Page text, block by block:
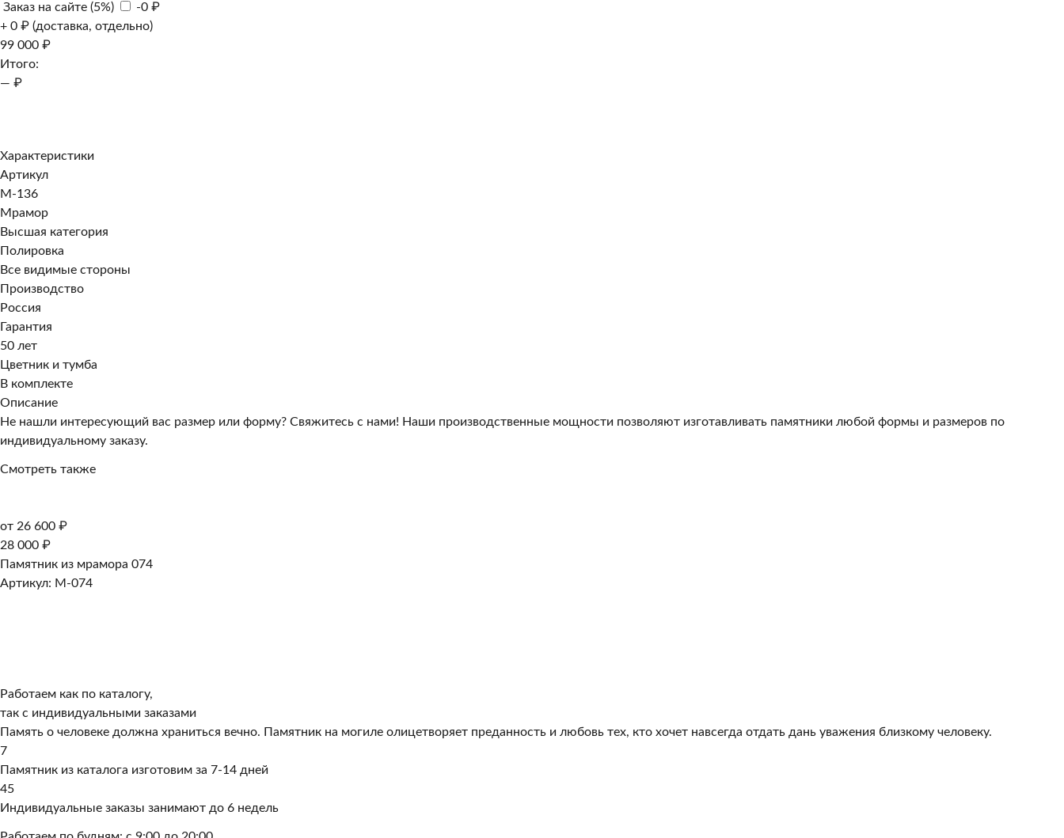
Заказ на сайте (5%)
-0 ₽
+ 0 ₽ (доставка, отдельно)
99 000 ₽
Итого:
— ₽
Характеристики
Артикул
M-136
Мрамор
Высшая категория
Полировка
Все видимые стороны
Производство
Россия
Гарантия
50 лет
Цветник и тумба
В комплекте
Описание
Не нашли интересующий вас размер или форму? Свяжитесь с нами! Наши производственные мощности позволяют изготавливать памятники любой формы и размеров по
индивидуальному заказу.
Смотреть также
от 26 600 ₽
28 000 ₽
Памятник из мрамора 074
Артикул: M-074
Работаем как по каталогу,
так с индивидуальными заказами
Память о человеке должна храниться вечно. Памятник на могиле олицетворяет преданность и любовь тех, кто хочет навсегда отдать дань уважения близкому человеку.
7
Памятник из каталога изготовим за 7-14 дней
45
Индивидуальные заказы занимают до 6 недель